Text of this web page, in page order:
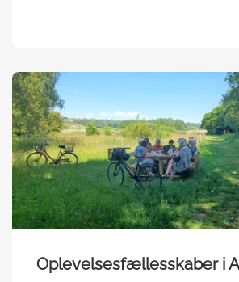
Oplevelsesfællesskaber i